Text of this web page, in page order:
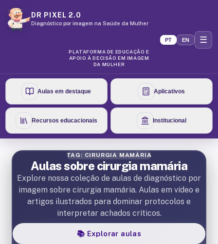
DR PIXEL 2.0
Diagnóstico por imagem na Saúde da Mulher
PLATAFORMA DE EDUCAÇÃO E
APOIO À DECISÃO EM IMAGEM
DA MULHER
PT EN ☰
Aulas em destaque Aplicativos
Recursos educacionais Institucional
TAG: CIRURGIA MAMÁRIA
Aulas sobre cirurgia mamária
Explore nossa coleção de aulas de diagnóstico por
imagem sobre cirurgia mamária. Aulas em vídeo e
artigos ilustrados para dominar protocolos e
interpretar achados críticos.
📚 Explorar aulas